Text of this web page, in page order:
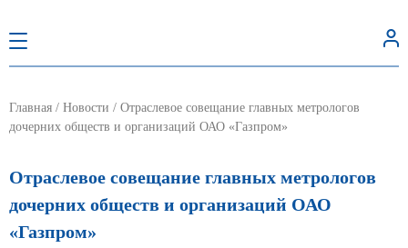
Главная / Новости / Отраслевое совещание главных метрологов
дочерних обществ и организаций ОАО «Газпром»
Отраслевое совещание главных метрологов
дочерних обществ и организаций ОАО
«Газпром»